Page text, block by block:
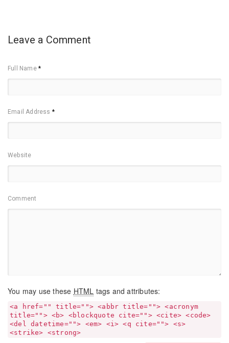
Leave a Comment
Full Name*
Email Address *
Website
Comment
You may use these HTML tags and attributes:
<a href="" title=""> <abbr title=""> <acronym
title=""> <b> <blockquote cite=""> <cite> <code>
<del datetime=""> <em> <i> <q cite=""> <s>
<strike> <strong>